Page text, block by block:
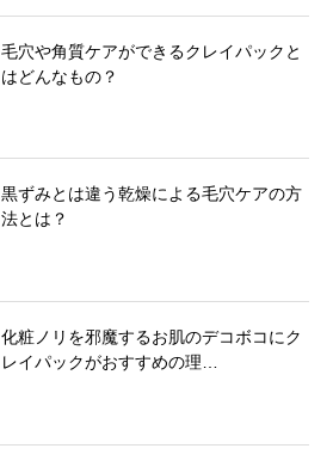
毛穴や角質ケアができるクレイパックと
はどんなもの？
黒ずみとは違う乾燥による毛穴ケアの方
法とは？
化粧ノリを邪魔するお肌のデコボコにク
レイパックがおすすめの理…